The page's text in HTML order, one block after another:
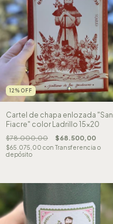
12 % OFF
Cartel de chapa enlozada "San
Fiacre" color Ladrillo 15x20
$78.000,00 $68.500,00
$65.075,00 con Transferencia o
depósito